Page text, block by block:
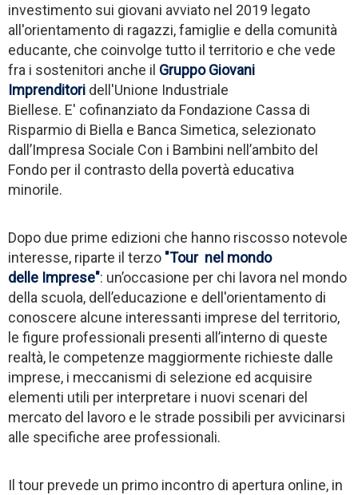
investimento sui giovani avviato nel 2019 legato
all'orientamento di ragazzi, famiglie e della comunità
educante, che coinvolge tutto il territorio e che vede
fra i sostenitori anche il Gruppo Giovani
Imprenditori dell'Unione Industriale
Biellese. E' cofinanziato da Fondazione Cassa di
Risparmio di Biella e Banca Simetica, selezionato
dall’Impresa Sociale Con i Bambini nell’ambito del
Fondo per il contrasto della povertà educativa
minorile.
Dopo due prime edizioni che hanno riscosso notevole
interesse, riparte il terzo "Tour nel mondo
delle Imprese": un’occasione per chi lavora nel mondo
della scuola, dell’educazione e dell'orientamento di
conoscere alcune interessanti imprese del territorio,
le figure professionali presenti all’interno di queste
realtà, le competenze maggiormente richieste dalle
imprese, i meccanismi di selezione ed acquisire
elementi utili per interpretare i nuovi scenari del
mercato del lavoro e le strade possibili per avvicinarsi
alle specifiche aree professionali.
Il tour prevede un primo incontro di apertura online, in